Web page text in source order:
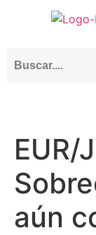
EUR/
aún